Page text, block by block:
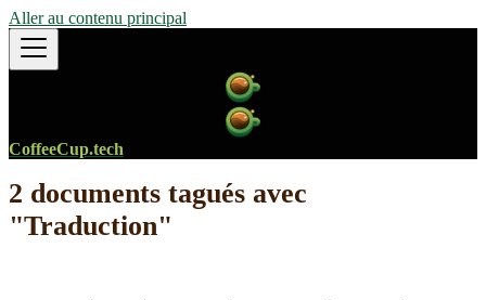
Aller au contenu principal
CoffeeCup.tech
2 documents tagués avec
"Traduction"